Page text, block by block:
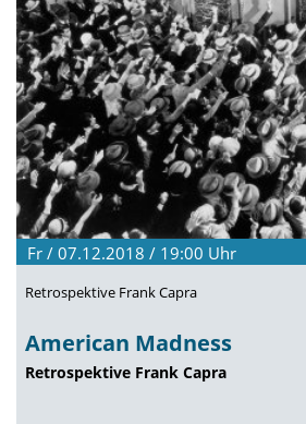
Fr / 07.12.2018 / 19:00 Uhr
Retrospektive Frank Capra
American Madness
Retrospektive Frank Capra